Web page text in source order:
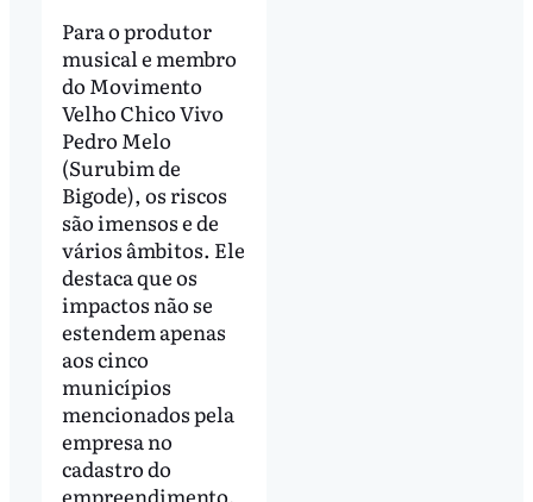
Para o produtor
musical e membro
do Movimento
Velho Chico Vivo
Pedro Melo
(Surubim de
Bigode), os riscos
são imensos e de
vários âmbitos. Ele
destaca que os
impactos não se
estendem apenas
aos cinco
municípios
mencionados pela
empresa no
cadastro do
empreendimento,